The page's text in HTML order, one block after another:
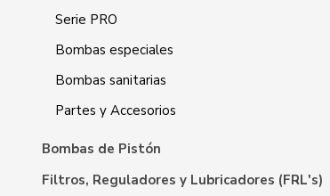
Serie PRO
Bombas especiales
Bombas sanitarias
Partes y Accesorios
Bombas de Pistón
Filtros, Reguladores y Lubricadores (FRL's)